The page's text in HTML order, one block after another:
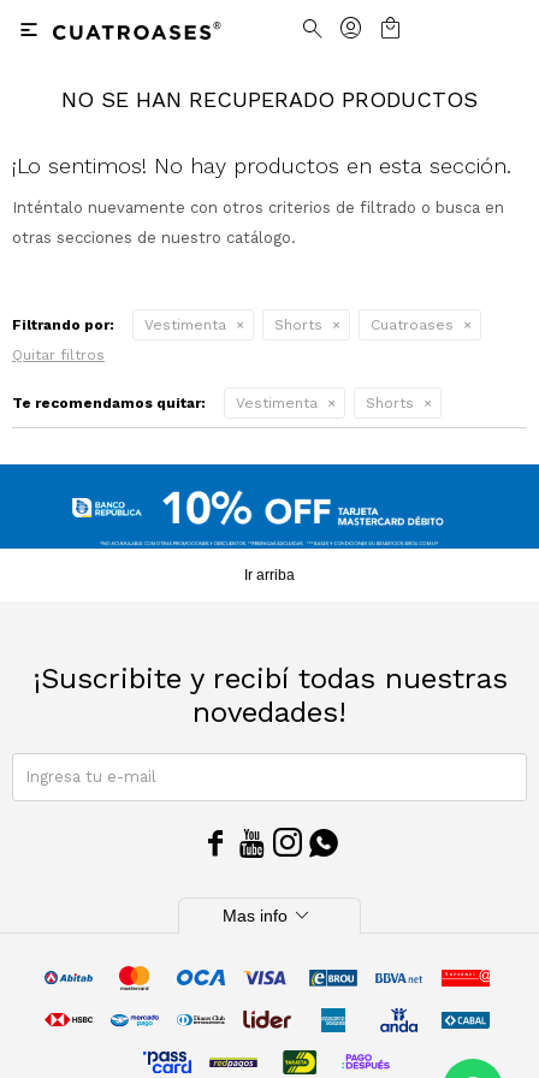

NO SE HAN RECUPERADO PRODUCTOS
¡Lo sentimos! No hay productos en esta sección.
Inténtalo nuevamente con otros criterios de filtrado o busca en
otras secciones de nuestro catálogo.
Filtrando por: Vestimenta Shorts
Cuatroases
Quitar filtros
Te recomendamos quitar: Vestimenta Shorts
Ir arriba
¡Suscribite y recibí todas nuestras
novedades!
   
Mas info expand_more
Vestimenta
Pantalones
Jeans
Camperas
Ver todo
Cinturones
Medias
Calzado
Ver todo
Ver todo
Vestimenta
Pantalones
Jeans
Tejidos
Cinturones
Carteras
Calzado
Ver todo
Ver todo
Nosotros
Nuestras tiendas
Contacto
Cómo Comprar